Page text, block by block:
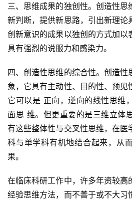
三、思维成果的独创性。创造性思
新判断，提供新思路，引出新理论
创新意识的成果以独创的方式加以
具有强烈的说服力和感染力。
四、创造性思维的综合性。创造性
象，它具有主动性、目的性、预见
它可以是 正向，逆向的线性思维
面思 维。但更重要的是三维立体
有这些整体性与交叉性思维，在医
科与单学科有机地结合起来，从
果。
在临床科研工作中，许多年资较高
经验思维方法，而不善于或不大习